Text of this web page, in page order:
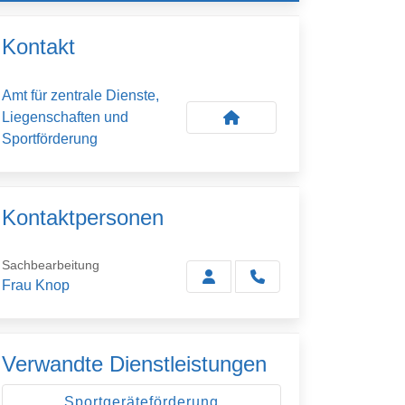
Kontakt
Amt für zentrale Dienste,
Liegenschaften und
Sportförderung
Kontaktpersonen
Sachbearbeitung
Frau Knop
Verwandte Dienstleistungen
Sportgeräteförderung